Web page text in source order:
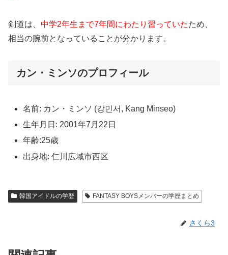
剣道は、 中学2年生まで7年間にわたり習っていたため、
相当の腕前となっていることが分かります。
カン・ミンソのプロフィール
名前: カン・ミンソ (강민서, Kang Minseo)
生年月日: 2001年7月22日
年齢:25歳
出身地: 仁川広域市西区
韓国アイドルの学歴 FANTASY BOYSメンバーの学歴まとめ
さくら3